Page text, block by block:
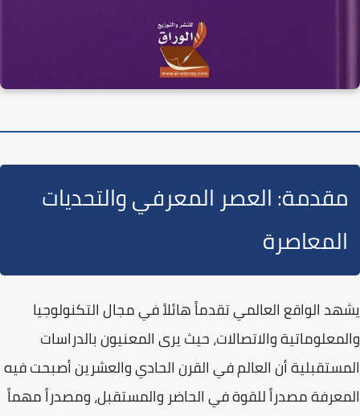
مقدمة: العصر المعرفي والتحديات
المعاصرة
يشهد الواقع العالمي تقدماً هائلاً في مجالالتكنولوجيا
والمعلوماتية والاتصالات، حيث يرى المعنيون بالدراسات
المستقبلية أن العالم في القرن الحادي والعشرين أصبحت فيه
المعرفة مصدراً للقوةفي الحاضر والمستقبل، ومصدراً مهماً